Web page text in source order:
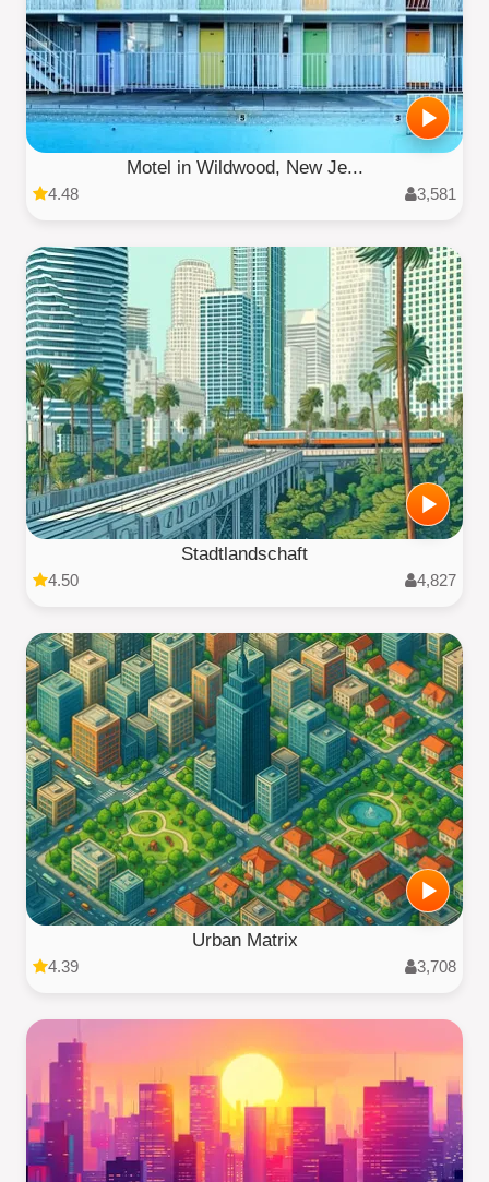
Motel in Wildwood, New Je...
4.48 3,581
Stadtlandschaft
4.50 4,827
Urban Matrix
4.39 3,708